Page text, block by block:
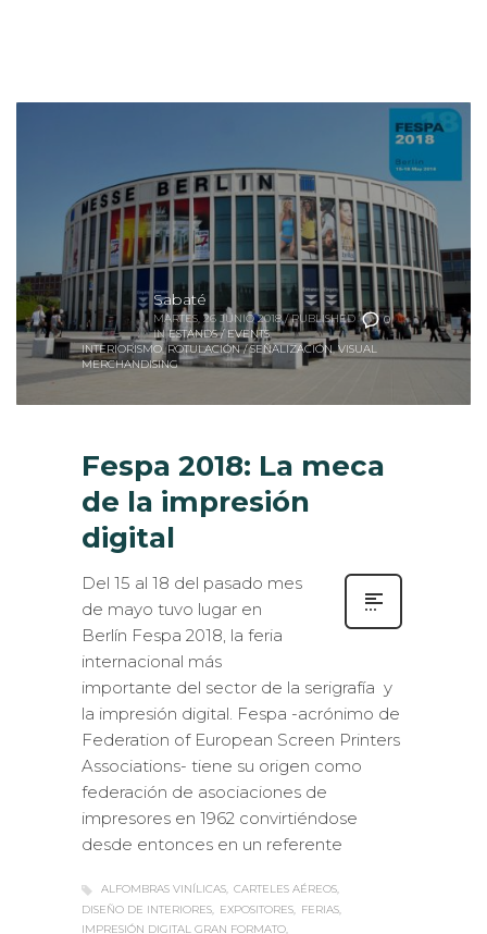
0
Sabaté
MARTES, 26 JUNIO 2018 / PUBLISHED
IN ESTANDS / EVENTS,
INTERIORISMO,ROTULACIÓN / SEÑALIZACIÓN,VISUAL
MERCHANDISING
Fespa 2018: La meca
de la impresión
digital
Del 15 al 18 del pasado mes
de mayo tuvo lugar en
Berlín Fespa 2018, la feria
internacional más
importante del sector de la serigrafía y
la impresión digital. Fespa -acrónimo de
Federation of European Screen Printers
Associations- tiene su origen como
federación de asociaciones de
impresores en 1962 convirtiéndose
desde entonces en un referente
ALFOMBRAS VINÍLICAS CARTELES AÉREOS
DISEÑO DE INTERIORES
EXPOSITORES
FERIAS
IMPRESIÓN DIGITAL GRAN FORMATO